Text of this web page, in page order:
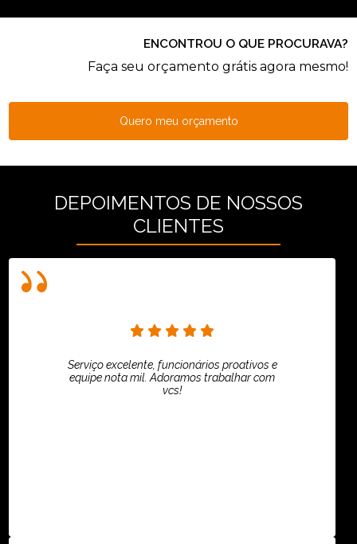
ENCONTROU O QUE PROCURAVA?
Faça seu orçamento grátis agora mesmo!
Quero meu orçamento
DEPOIMENTOS DE NOSSOS
CLIENTES
Serviço excelente, funcionários proativos e
equipe nota mil. Adoramos trabalhar com
vcs!